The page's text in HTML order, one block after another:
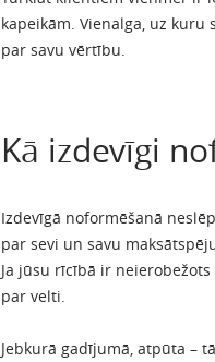
kapeikām. Vienalga, uz kuru
par savu vērtību.
Kā izdevīgi
Izdevīgā noformēšanā
par sevi un savu
Ja jūsu rīcībā ir
par velti.
Jebkurā gadījumā, atpūta –